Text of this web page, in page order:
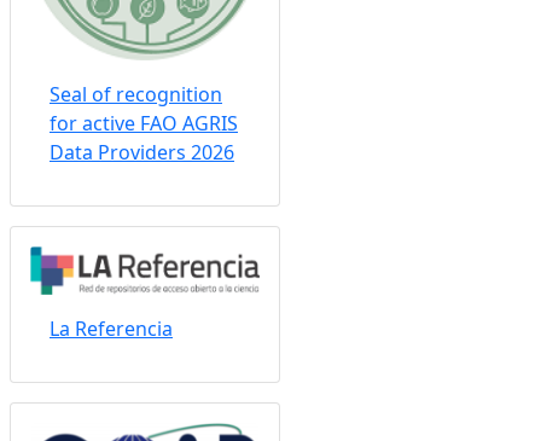
Seal of recognition
for active FAO AGRIS
Data Providers 2026
La Referencia